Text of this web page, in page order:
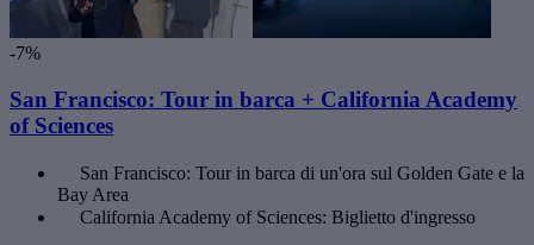
-7%
San Francisco: Tour in barca + California Academy
of Sciences
San Francisco: Tour in barca di un'ora sul Golden Gate e la
Bay Area
California Academy of Sciences: Biglietto d'ingresso